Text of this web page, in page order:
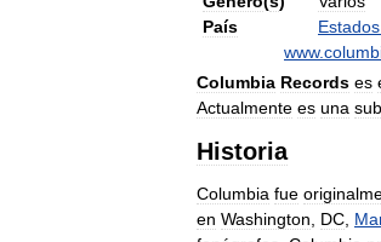
País
Estados
www.
Columbia Records es
Actualmente es una
Historia
Columbia fue
en Washington DC